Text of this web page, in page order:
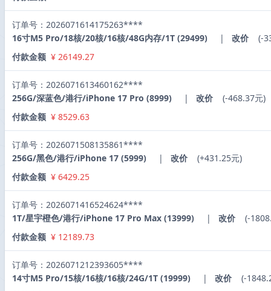
订单号：2026071614175263****
16寸M5 Pro/18核/20核/16核/48G内存/1T (29499)
| 改价
(-
付款金额 ¥ 26149.27
订单号：2026071613460162****
256G/深蓝色/港行/iPhone 17 Pro (8999)
| 改价
(-468.37元)
付款金额 ¥ 8529.63
订单号：2026071508135861****
256G/黑色/港行/iPhone 17 (5999)
| 改价
(+431.25元)
付款金额 ¥ 6429.25
订单号：2026071416524624****
1T/星宇橙色/港行/iPhone 17 Pro Max (13999)
| 改价
(-
付款金额 ¥ 12189.73
订单号：2026071212393605****
14寸M5 Pro/15核/16核/16核/24G/1T (19999)
| 改价
(-